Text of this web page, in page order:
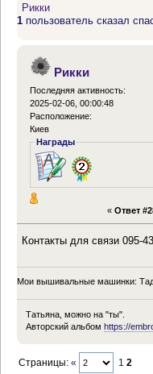
Рикки
1 пользователь сказал
Рикки
Последняя активность:
2025-02-06, 00:00:48
Расположение:
Киев
Награды
« Ответ
Контакты для связи 095-
Мои вышивальные машинки:
Татьяна, можно на "ты".
Авторский альбом https://
Страницы:« 1 2